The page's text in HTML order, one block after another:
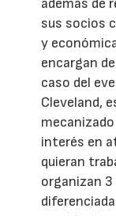
además de
sus socios
y
encargan
caso del
Cleveland,
interés en
quieran
organizan